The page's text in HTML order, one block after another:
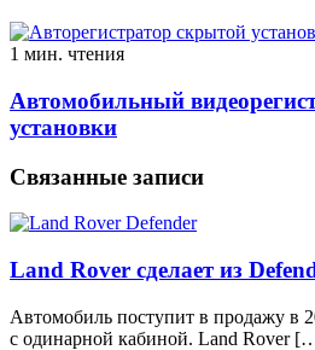
1 мин. чтения
Автомобильный
установки
Связанные записи
Land Rover сделает из
Автомобиль поступит в продажу в
с одинарной кабиной. Land Rover